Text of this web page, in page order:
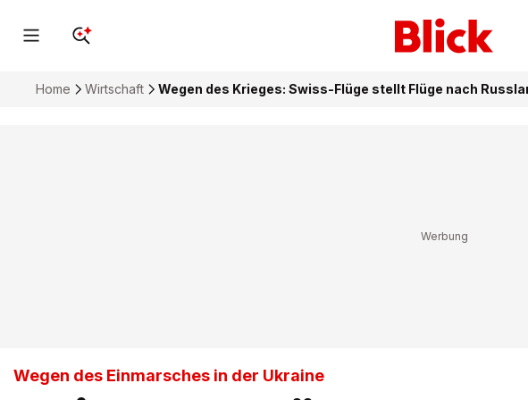
Home Wirtschaft Wegen des Krieges: Swiss-Flüge stellt Flüge nach
Wegen des Einmarsches in der Ukraine